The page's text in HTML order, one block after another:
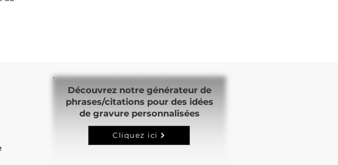
Découvrez notre générateur de
phrases/citations pour des idées
de gravure personnalisées
Cliquez ici